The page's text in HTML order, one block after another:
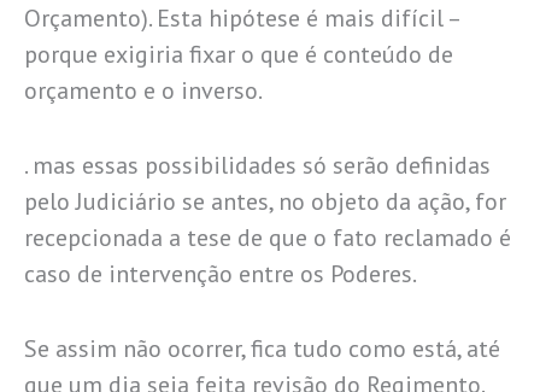
Orçamento). Esta hipótese é mais difícil –
porque exigiria fixar o que é conteúdo de
orçamento e o inverso.
. mas essas possibilidades só serão definidas
pelo Judiciário se antes, no objeto da ação, for
recepcionada a tese de que o fato reclamado é
caso de intervenção entre os Poderes.
Se assim não ocorrer, fica tudo como está, até
que um dia seja feita revisão do Regimento.